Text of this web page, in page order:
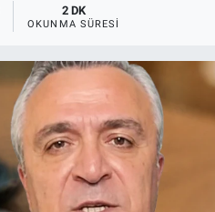
2 DK
OKUNMA SÜRESI